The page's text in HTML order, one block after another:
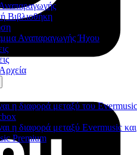
Βιβλιοθήκη
Αναπαραγωγής Ήχου
η διαφορά μεταξύ του
η διαφορά μεταξύ Evermusic και
Premium